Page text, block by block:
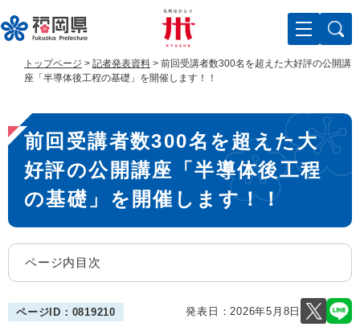
ー
ジ
す
。
ニ
ュ
し
て
トップページ > 記者発表資料 > 前回受講者数300名を超えた大好評の公開講
座「半導体後工程の基礎」を開催します！！
本
文
前回受講者数300名を超えた大
好評の公開講座「半導体後工程
の基礎」を開催します！！
ページ内目次
ページID：0819210 発表日：2026年5月8日